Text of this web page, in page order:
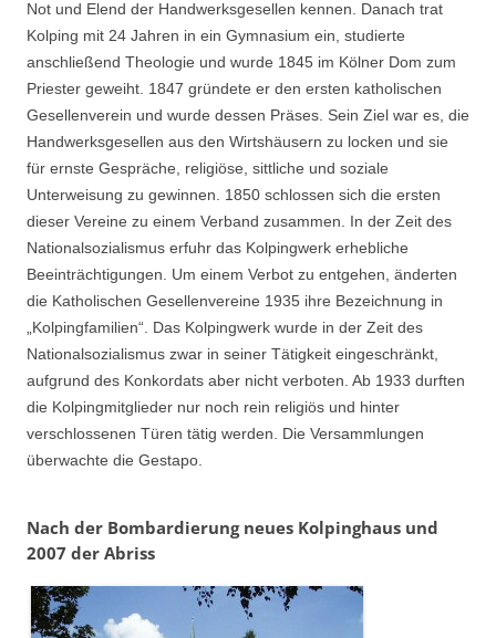
Not und Elend der Handwerksgesellen kennen. Danach trat
Kolping mit 24 Jahren in ein Gymnasium ein, studierte
anschließend Theologie und wurde 1845 im Kölner Dom zum
Priester geweiht. 1847 gründete er den ersten katholischen
Gesellenverein und wurde dessen Präses. Sein Ziel war es, die
Handwerksgesellen aus den Wirtshäusern zu locken und sie
für ernste Gespräche, religiöse, sittliche und soziale
Unterweisung zu gewinnen. 1850 schlossen sich die ersten
dieser Vereine zu einem Verband zusammen. In der Zeit des
Nationalsozialismus erfuhr das Kolpingwerk erhebliche
Beeinträchtigungen. Um einem Verbot zu entgehen, änderten
die Katholischen Gesellenvereine 1935 ihre Bezeichnung in
„Kolpingfamilien“. Das Kolpingwerk wurde in der Zeit des
Nationalsozialismus zwar in seiner Tätigkeit eingeschränkt,
aufgrund des Konkordats aber nicht verboten. Ab 1933 durften
die Kolpingmitglieder nur noch rein religiös und hinter
verschlossenen Türen tätig werden. Die Versammlungen
überwachte die Gestapo.
Nach der Bombardierung neues Kolpinghaus und
2007 der Abriss